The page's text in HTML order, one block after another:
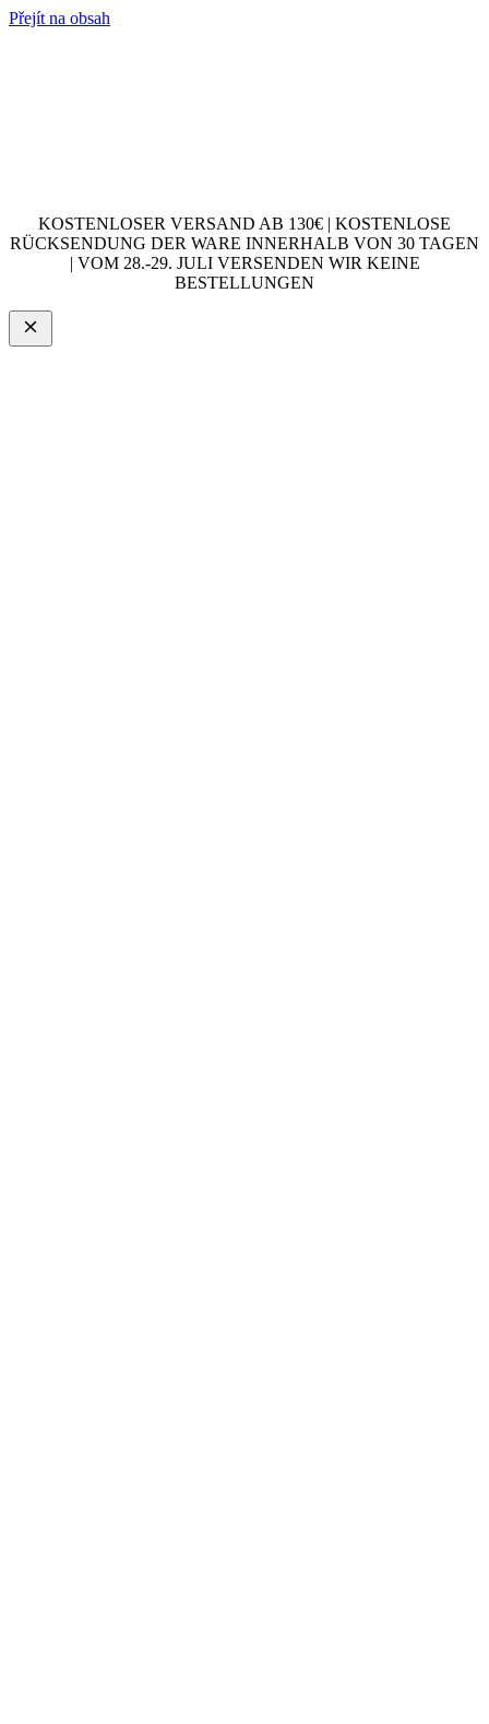
Přejít na obsah
KOSTENLOSER VERSAND AB 130€ | KOSTENLOSE
RÜCKSENDUNG DER WARE INNERHALB VON 30 TAGEN
| VOM 28.-29. JULI VERSENDEN WIR KEINE
BESTELLUNGEN